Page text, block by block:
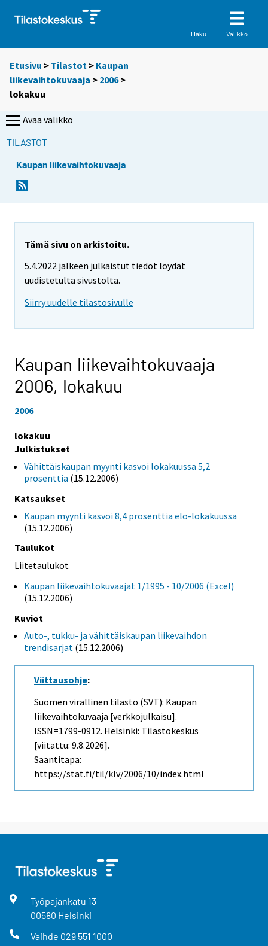
Haku Valikko
Etusivu > Tilastot > Kaupan
liikevaihtokuvaaja > 2006>
lokakuu
Avaa valikko
TILASTOT
Kaupan liikevaihtokuvaaja
Tämä sivu on arkistoitu.
5.4.2022 jälkeen julkaistut tiedot löydät
uudistetulta sivustolta.
Siirry uudelle tilastosivulle
Kaupan liikevaihtokuvaaja
2006, lokakuu
2006
lokakuu
Julkistukset
Vähittäiskaupan myynti kasvoi lokakuussa 5,2
prosenttia (15.12.2006)
Katsaukset
Kaupan myynti kasvoi 8,4 prosenttia elo-lokakuussa
(15.12.2006)
Taulukot
Liitetaulukot
Kaupan liikevaihtokuvaajat 1/1995 - 10/2006 (Excel)
(15.12.2006)
Kuviot
Auto-, tukku- ja vähittäiskaupan liikevaihdon
trendisarjat (15.12.2006)
Viittausohje:
Suomen virallinen tilasto (SVT): Kaupan
liikevaihtokuvaaja [verkkojulkaisu].
ISSN=1799-0912. Helsinki: Tilastokeskus
[viitattu: 9.8.2026].
Saantitapa:
https://stat.fi/til/klv/2006/10/index.html
Työpajankatu 13
00580 Helsinki
Vaihde 029 551 1000